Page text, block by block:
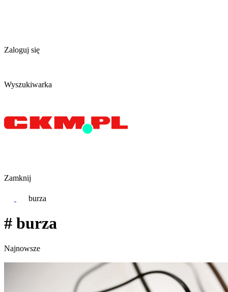
Zaloguj się
Wyszukiwarka
Zamknij
burza
# burza
Najnowsze